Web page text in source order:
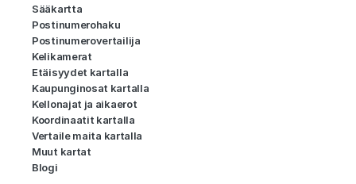
Sääkartta
Postinumerohaku
Postinumerovertailija
Kelikamerat
Etäisyydet kartalla
Kaupunginosat kartalla
Kellonajat ja aikaerot
Koordinaatit kartalla
Vertaile maita kartalla
Muut kartat
Blogi